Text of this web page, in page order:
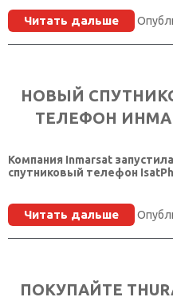
SELECT
Читать дальше
НОВЫЙ
ТЕЛЕФОН
Компания Inmarsat
спутниковый телефон
Читать дальше
ПОКУПАЙТЕ